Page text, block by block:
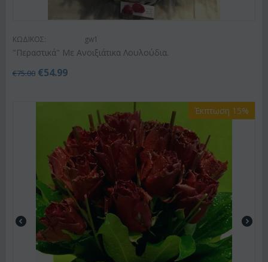
ΚΩΔΙΚΟΣ: gw1
"Περαστικά" Με Ανοιξιάτικα Λουλούδια.
€75.00 €54.99
Έκπτωση 15%